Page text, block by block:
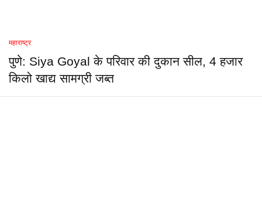
महाराष्ट्र
पुणे: Siya Goyal के परिवार की दुकान सील, 4 हजार
किलो खाद्य सामग्री जब्त